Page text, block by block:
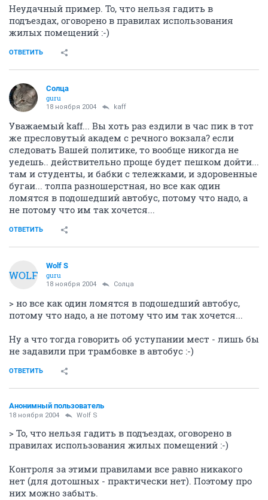
Неудачный пример. То, что нельзя гадить в
подъездах, оговорено в правилах использования
жилых помещений :-)
ОТВЕТИТЬ
Солца
guru
18 ноября 2004 kaff
Уважаемый kaff... Вы хоть раз ездили в час пик в тот
же пресловутый академ с речного вокзала? если
следовать Вашей политике, то вообще никогда не
уедешь.. действительно проще будет пешком дойти...
там и студенты, и бабки с тележками, и здоровенные
бугаи... толпа разношерстная, но все как один
ломятся в подошедший автобус, потому что надо, а
не потому что им так хочется...
ОТВЕТИТЬ
WOLF
Wolf S
guru
18 ноября 2004 Солца
> но все как один ломятся в подошедший автобус,
потому что надо, а не потому что им так хочется...
Ну а что тогда говорить об уступании мест - лишь бы
не задавили при трамбовке в автобус :-)
ОТВЕТИТЬ
Анонимный пользователь
18 ноября 2004 Wolf S
> То, что нельзя гадить в подъездах, оговорено в
правилах использования жилых помещений :-)
Контроля за этими правилами все равно никакого
нет (для дотошных - практически нет). Поэтому про
них можно забыть.